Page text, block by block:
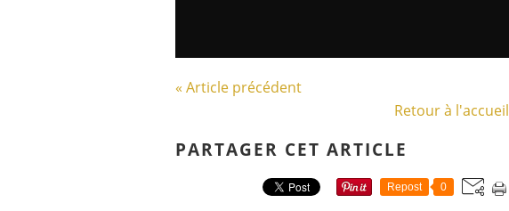
« Article précédent
Retour à l'accueil
PARTAGER CET ARTICLE
Repost 0